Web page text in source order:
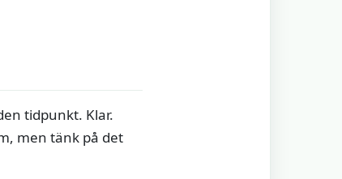
tidpunkt. Klar.
men tänk på det